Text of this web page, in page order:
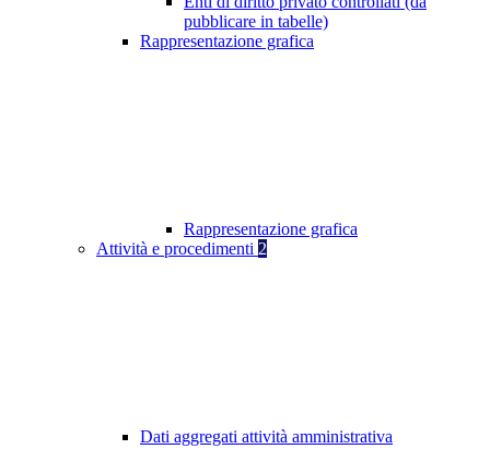
pubblicare in tabelle)
Rappresentazione grafica
Rappresentazione grafica
Attività e procedimenti 2
Dati aggregati attività amministrativa